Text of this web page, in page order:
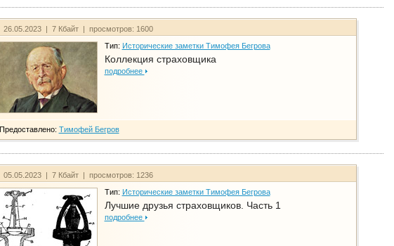
26.05.2023 | 7 Кбайт | просмотров: 1600
Тип: Исторические заметки Тимофея Бегрова
Коллекция страховщика
подробнее
Предоставлено: Тимофей Бегров
05.05.2023 | 7 Кбайт | просмотров: 1236
Тип: Исторические заметки Тимофея Бегрова
Лучшие друзья страховщиков. Часть 1
подробнее